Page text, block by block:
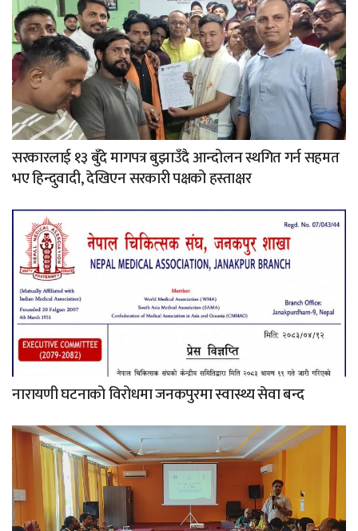
सरकारलाई १३ बुँदे मागपत्र बुझाउँदै आन्दोलन स्थगित गर्न सहमत
भए हिन्दुवादी, देखिएन सरकारी पक्षको हस्ताक्षर
नारायणी घटनाको विरोधमा जनकपुरमा स्वास्थ्य सेवा बन्द